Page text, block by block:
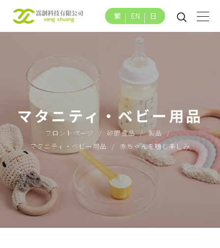
繁 EN 日
マタニティ・ベビー用品
フロントページ 矽膠產品
製品
マタニティ・ベビー用品
赤ちゃんを噛む楽しみ